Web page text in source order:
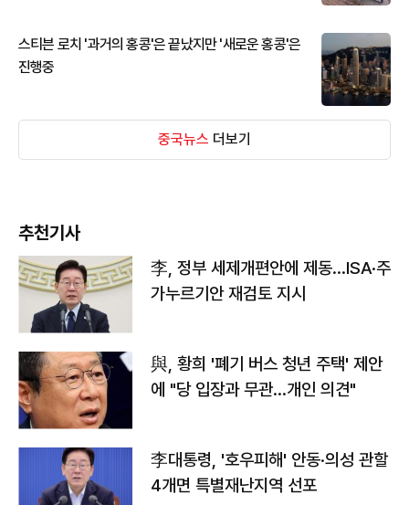
스티븐 로치 '과거의 홍콩'은 끝났지만 '새로운 홍콩'은
진행중
중국뉴스 더보기
추천기사
李, 정부 세제개편안에 제동…ISA·주
가누르기안 재검토 지시
與, 황희 '폐기 버스 청년 주택' 제안
에 "당 입장과 무관…개인 의견"
李대통령, '호우피해' 안동·의성 관할
4개면 특별재난지역 선포